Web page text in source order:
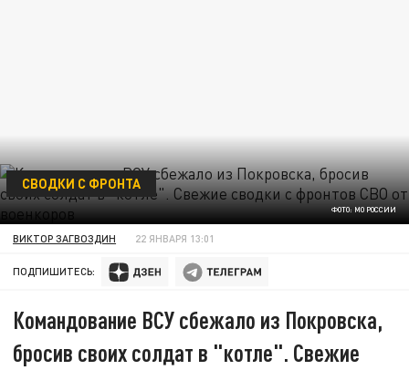
ФОТО: МО РОССИИ
СВОДКИ С ФРОНТА
ВИКТОР ЗАГВОЗДИН 22 ЯНВАРЯ 13:01
ПОДПИШИТЕСЬ:
Командование ВСУ сбежало из Покровска,
бросив своих солдат в "котле". Свежие